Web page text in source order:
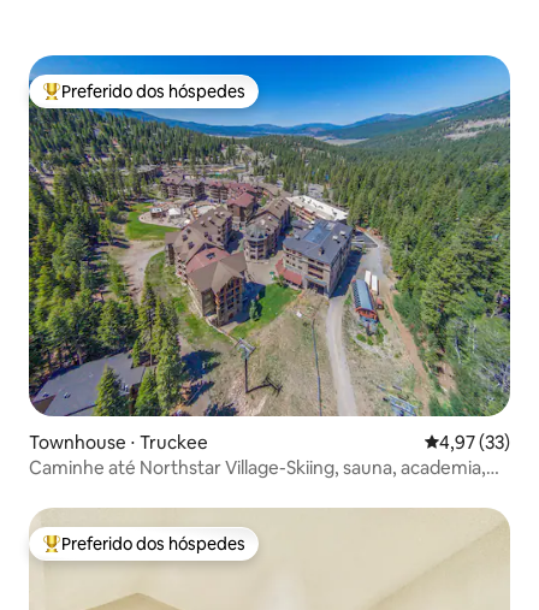
Entre os melhores preferidos dos hóspedes
Preferido dos hóspedes
Townhouse ⋅ Truckee 4,97 de uma
4,97 (33)
Caminhe até Northstar Village-Skiing, sauna, academia,
Entre os melhores preferidos dos hóspedes
Preferido dos hóspedes